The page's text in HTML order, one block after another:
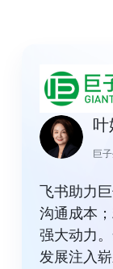
叶
巨
飞书助力
沟通成本
强大动力
发展注入崭